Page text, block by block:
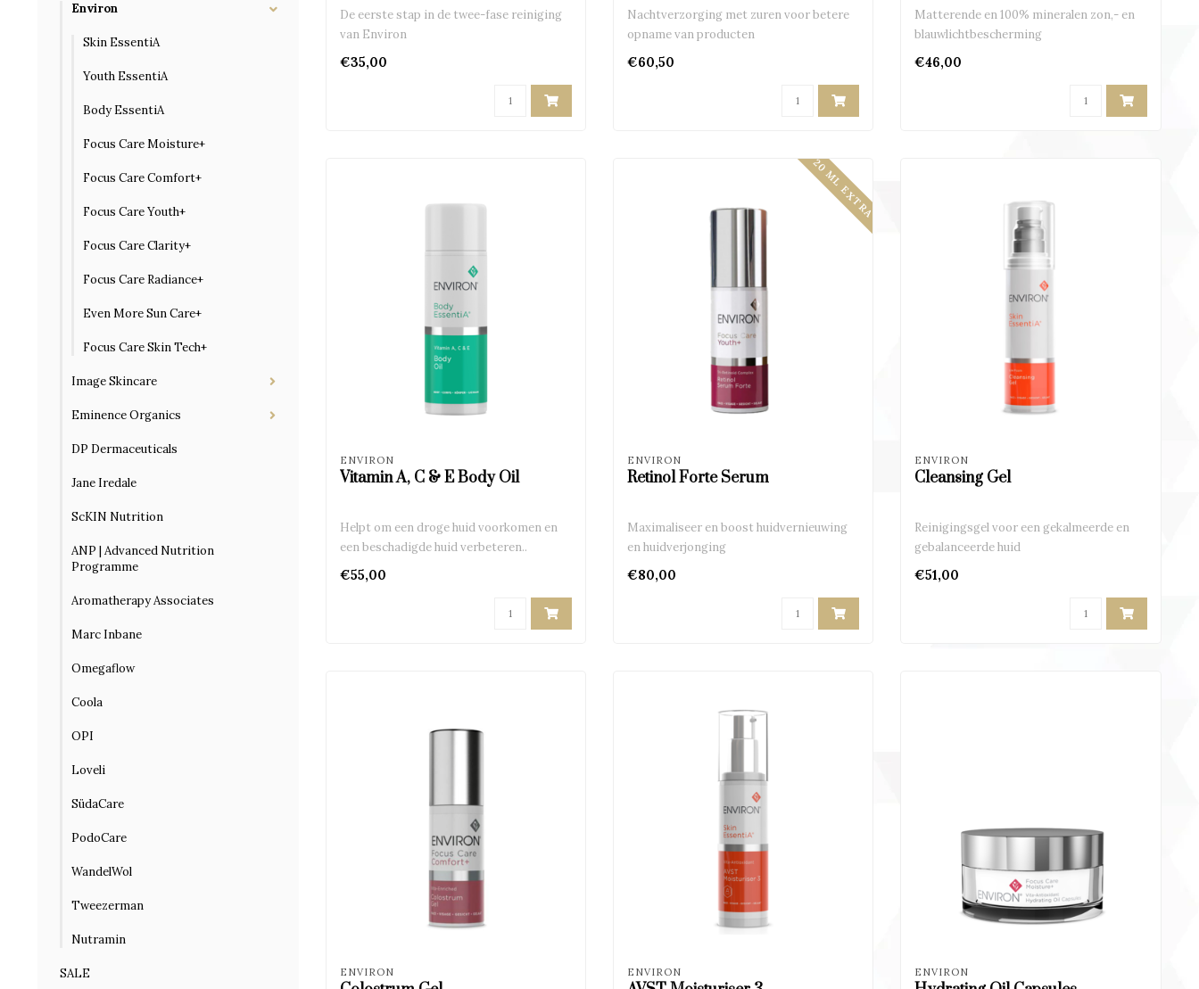
Environ
Skin EssentiA
Youth EssentiA
Body EssentiA
Focus Care Moisture+
Focus Care Comfort+
Focus Care Youth+
Focus Care Clarity+
Focus Care Radiance+
Even More Sun Care+
Focus Care Skin Tech+
Image Skincare
Eminence Organics
DP Dermaceuticals
Jane Iredale
ScKIN Nutrition
ANP | Advanced Nutrition
Programme
Aromatherapy Associates
Marc Inbane
Omegaflow
Coola
OPI
Loveli
SüdaCare
PodoCare
WandelWol
Tweezerman
Nutramin
SALE
De eerste stap in de twee-fase reiniging
van Environ
€35,00
Nachtverzorging met zuren voor betere
opname van producten
€60,50
Matterende en 100% mineralen zon,- en
blauwlichtbescherming
€46,00
ENVIRON
Vitamin A, C & E Body Oil
Helpt om een droge huid voorkomen en
een beschadigde huid verbeteren..
€55,00
20 ML EXTRA
ENVIRON
Retinol Forte Serum
Maximaliseer en boost huidvernieuwing
en huidverjonging
€80,00
ENVIRON
Cleansing Gel
Reinigingsgel voor een gekalmeerde en
gebalanceerde huid
€51,00
ENVIRON ENVIRON ENVIRON